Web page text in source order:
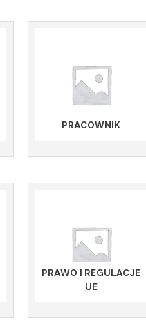
PRACOWNIK
PRAWO I REGULACJE
UE